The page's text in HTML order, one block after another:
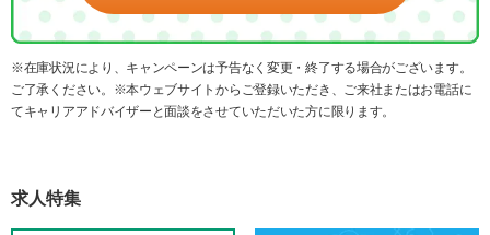
※在庫状況により、キャンペーンは予告なく変更・終了する場合がございます。
ご了承ください。※本ウェブサイトからご登録いただき、ご来社またはお電話に
てキャリアアドバイザーと面談をさせていただいた方に限ります。
求人特集